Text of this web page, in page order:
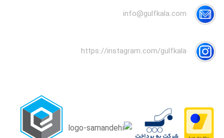
info@gulfkala.com
https://instagram.com/gulfkala